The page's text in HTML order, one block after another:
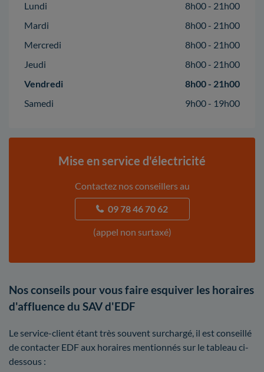
Lundi
8h00 - 21h00
Mardi
8h00 - 21h00
Mercredi
8h00 - 21h00
Jeudi
8h00 - 21h00
Vendredi
8h00 - 21h00
Samedi
9h00 - 19h00
Mise en service d'électricité
Contactez nos conseillers au
09 78 46 70 62
(appel non surtaxé)
Nos conseils pour vous faire esquiver les horaires
d'affluence du SAV d'EDF
Le service-client étant très souvent surchargé, il est conseillé
de contacter EDF aux horaires mentionnés sur le tableau ci-
dessous :